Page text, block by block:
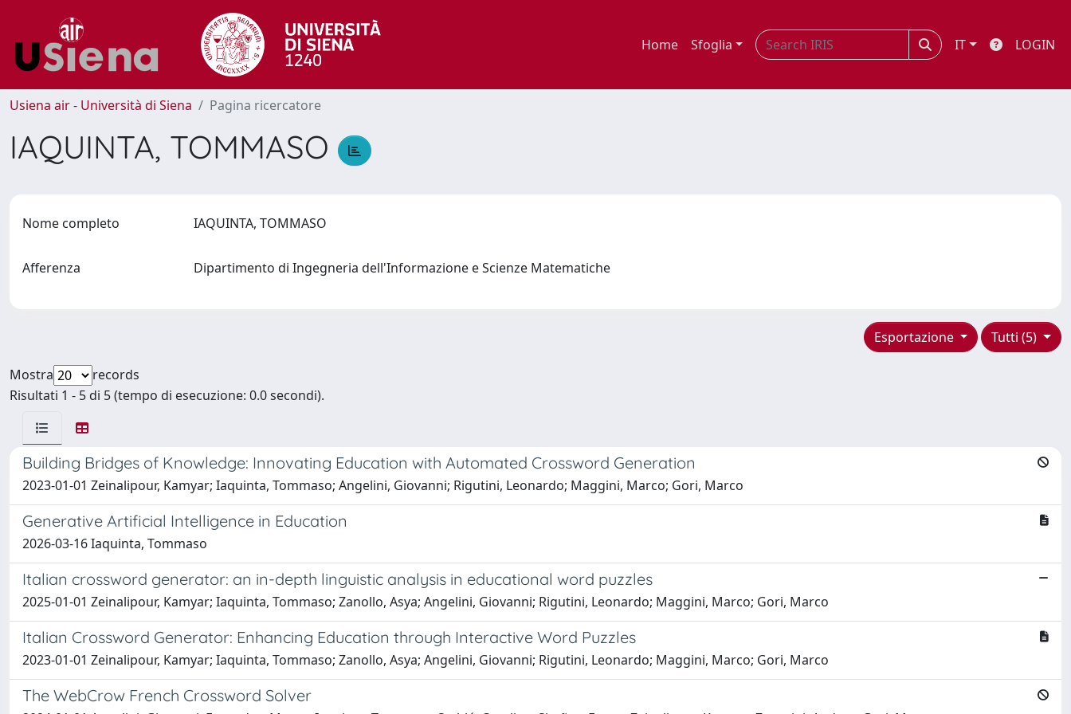
Home Sfoglia IT LOGIN
Usiena air - Università di Siena Pagina ricercatore
IAQUINTA, TOMMASO
Nome completo IAQUINTA, TOMMASO
Afferenza Dipartimento di Ingegneria dell'Informazione e Scienze Matematiche
Tutti (5)
Esportazione
Mostra
records
Risultati 1 - 5 di 5 (tempo di esecuzione: 0.0 secondi).
Building Bridges of Knowledge: Innovating Education with Automated Crossword Generation
2023-01-01 Zeinalipour, Kamyar; Iaquinta, Tommaso; Angelini, Giovanni; Rigutini, Leonardo; Maggini, Marco; Gori, Marco
Generative Artificial Intelligence in Education
2026-03-16 Iaquinta, Tommaso
Italian crossword generator: an in-depth linguistic analysis in educational word puzzles
2025-01-01 Zeinalipour, Kamyar; Iaquinta, Tommaso; Zanollo, Asya; Angelini, Giovanni; Rigutini, Leonardo; Maggini, Marco; Gori, Marco
Italian Crossword Generator: Enhancing Education through Interactive Word Puzzles
2023-01-01 Zeinalipour, Kamyar; Iaquinta, Tommaso; Zanollo, Asya; Angelini, Giovanni; Rigutini, Leonardo; Maggini, Marco; Gori, Marco
The WebCrow French Crossword Solver